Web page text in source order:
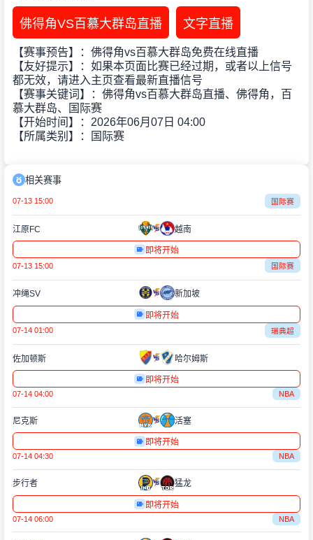
佛得角VS百慕大群岛直播 文字直播
【赛事预告】：佛得角vs百慕大群岛免费在线直播
【友好提示】：如果本页面比赛已经过期，或者以上信号
都无效，请进入主页查看最新直播信号
【赛事关键词】：佛得角vs百慕大群岛直播、佛得角，百
慕大群岛、国际赛
【开始时间】：2026年06月07日 04:00
【所属类别】：国际赛
相关赛事
07-13 15:00 国际赛
江原FC 越南
即将开始
07-13 15:00 国际赛
冲绳SV 新加坡
即将开始
07-14 01:00 瑞典超
佐加顿斯 哈尔姆斯
即将开始
07-14 04:00 NBA
尼克斯 活塞
即将开始
07-14 04:30 NBA
步行者 猛龙
即将开始
07-14 06:00 NBA